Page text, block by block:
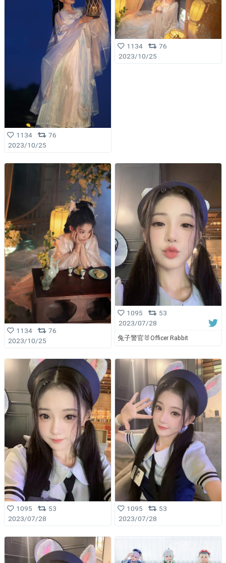
1134
76
2023/10/25
1134
76
2023/10/25
1134
76
2023/10/25
1095
53
2023/07/28
兔子警官🐰Officer Rabbit
1095
53
2023/07/28
1095
53
2023/07/28